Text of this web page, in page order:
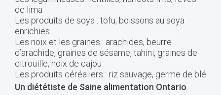
de lima
Les produits de soya : tofu, boissons au soya
enrichies
Les noix et les graines : arachides, beurre
d’arachide, graines de sésame, tahini, graines de
citrouille, noix de cajou
Les produits céréaliers : riz sauvage, germe de blé
Un diététiste de Saine alimentation Ontario